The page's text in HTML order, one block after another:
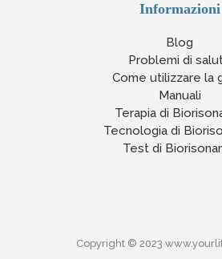
Informazioni
Blog
Problemi di
Come utilizzare la
Manuali
Terapia di
Tecnologia di
Test di
Copyright © 2023